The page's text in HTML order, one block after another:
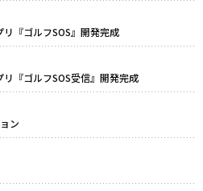
『ゴルフSOS』開発完成
『ゴルフSOS受信』開発完成
ン